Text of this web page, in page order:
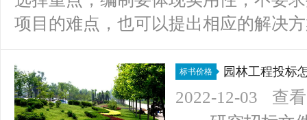
项目的难点，也可以提出相应的解决
标书价格
园林工程投标
项？）
2022-12-03
查